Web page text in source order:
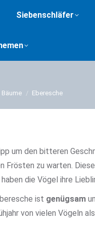
Siebenschläfer
Bäume Eberesche
um den bitteren
Frösten zu warten.
haben die Vögel ihre
ist genügsam
von vielen Vögeln als